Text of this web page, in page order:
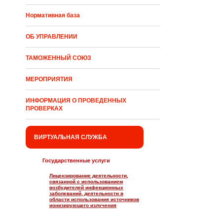
Нормативная база
ОБ УПРАВЛЕНИИ
ТАМОЖЕННЫЙ СОЮЗ
МЕРОПРИЯТИЯ
ИНФОРМАЦИЯ О ПРОВЕДЕННЫХ
ПРОВЕРКАХ
ВИРТУАЛЬНАЯ СЛУЖБА
Государственные услуги
Лицензирование деятельности,
связанной с использованием
возбудителей инфекционных
заболеваний, деятельности в
области использования источников
ионизирующего излучения